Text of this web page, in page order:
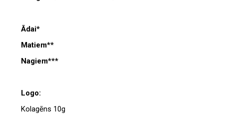
Ādai*
Matiem**
Nagiem***
Logo:
Kolagēns 10g